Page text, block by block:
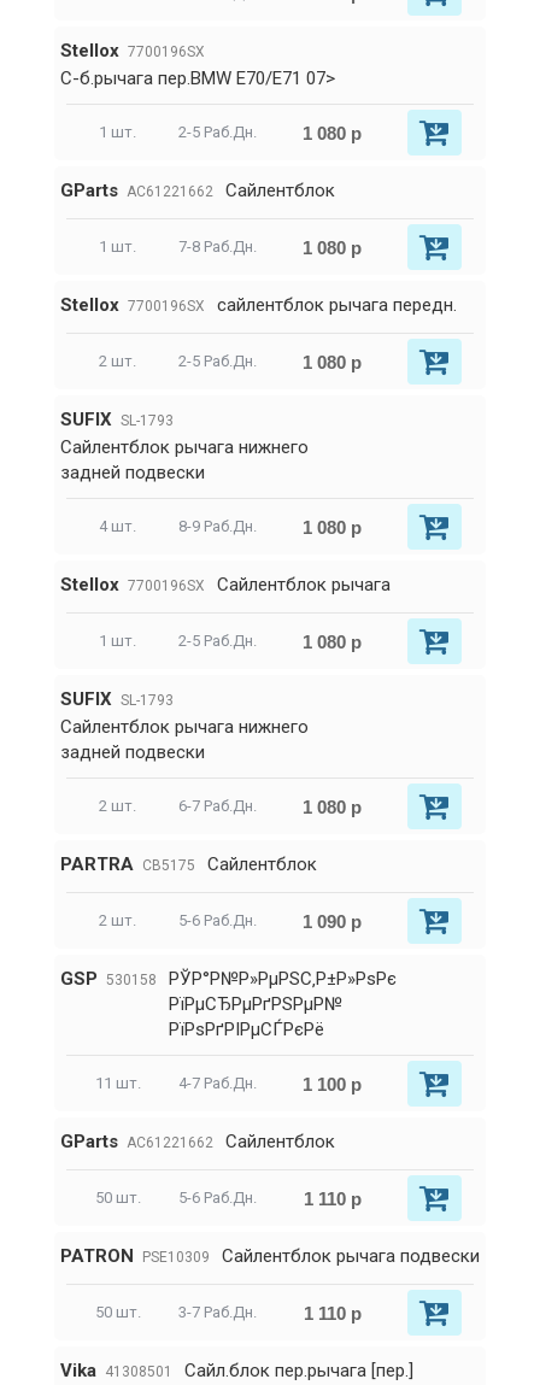
Stellox 7700196SX
С-б.рычага пер.BMW E70/E71 07>
1 шт. 2-5 Раб.Дн. 1 080 р
GParts AC61221662 Сайлентблок
1 шт. 7-8 Раб.Дн. 1 080 р
Stellox 7700196SX сайлентблок рычага передн.
2 шт. 2-5 Раб.Дн. 1 080 р
SUFIX SL-1793
Сайлентблок рычага нижнего
задней подвески
4 шт. 8-9 Раб.Дн. 1 080 р
Stellox 7700196SX Сайлентблок рычага
1 шт. 2-5 Раб.Дн. 1 080 р
SUFIX SL-1793
Сайлентблок рычага нижнего
задней подвески
2 шт. 6-7 Раб.Дн. 1 080 р
PARTRA CB5175 Сайлентблок
2 шт. 5-6 Раб.Дн. 1 090 р
GSP 530158
РЎР°Р№Р»РµРЅС‚Р±Р»РѕРє
РїРµСЂРµРґРЅРµР№
РїРѕРґРІРµСЃРєРё
11 шт. 4-7 Раб.Дн. 1 100 р
GParts AC61221662 Сайлентблок
50 шт. 5-6 Раб.Дн. 1 110 р
PATRON PSE10309 Сайлентблок рычага подвески
50 шт. 3-7 Раб.Дн. 1 110 р
Vika 41308501 Сайл.блок пер.рычага [пер.]